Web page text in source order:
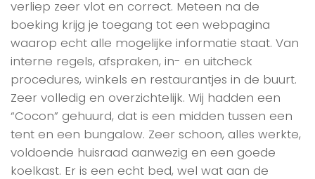
verliep zeer vlot en correct. Meteen na de
boeking krijg je toegang tot een webpagina
waarop echt alle mogelijke informatie staat. Van
interne regels, afspraken, in- en uitcheck
procedures, winkels en restaurantjes in de buurt.
Zeer volledig en overzichtelijk. Wij hadden een
“Cocon” gehuurd, dat is een midden tussen een
tent en een bungalow. Zeer schoon, alles werkte,
voldoende huisraad aanwezig en een goede
koelkast. Er is een echt bed, wel wat aan de